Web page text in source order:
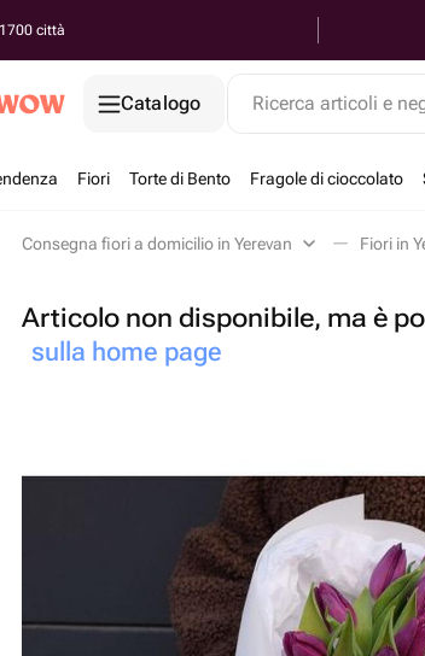
città
Catalogo Ricerca articoli e
Fiori Torte di Bento Fragole di cioccolato
Consegna fiori a domicilio in Yerevan Fiori in
Articolo non disponibile, ma è
sulla home page